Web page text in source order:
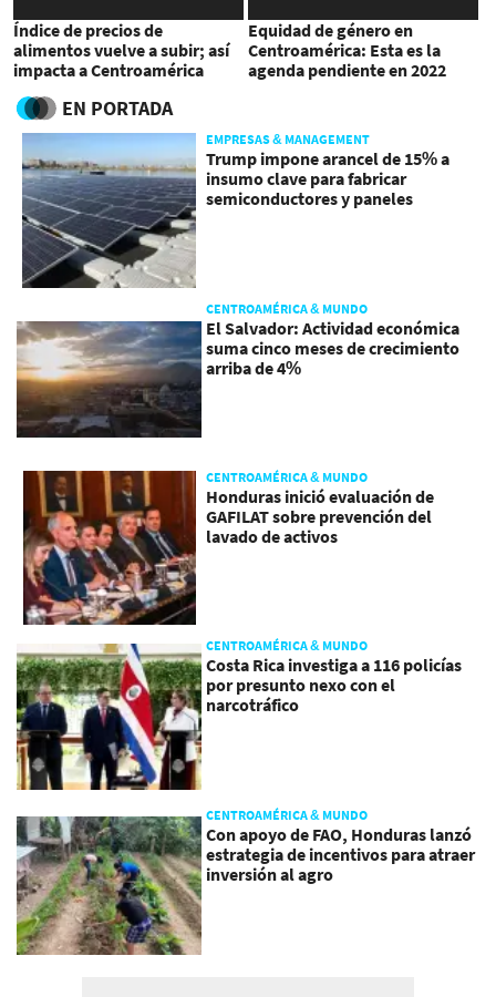
Índice de precios de
alimentos vuelve a subir; así
impacta a Centroamérica
Equidad de género en
Centroamérica: Esta es la
agenda pendiente en 2022
EN PORTADA
EMPRESAS & MANAGEMENT
Trump impone arancel de 15% a
insumo clave para fabricar
semiconductores y paneles
CENTROAMÉRICA & MUNDO
El Salvador: Actividad económica
suma cinco meses de crecimiento
arriba de 4%
CENTROAMÉRICA & MUNDO
Honduras inició evaluación de
GAFILAT sobre prevención del
lavado de activos
CENTROAMÉRICA & MUNDO
Costa Rica investiga a 116 policías
por presunto nexo con el
narcotráfico
CENTROAMÉRICA & MUNDO
Con apoyo de FAO, Honduras lanzó
estrategia de incentivos para atraer
inversión al agro